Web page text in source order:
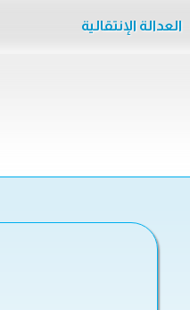
العدالة الإنتقالية